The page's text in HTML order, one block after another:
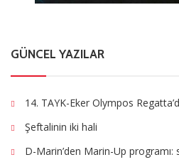
GÜNCEL YAZILAR
14. TAYK-Eker Olympos
Şeftalinin iki hali
D-Marin’den Marin-Up